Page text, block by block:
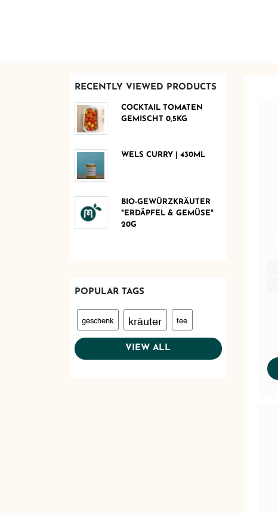
RECENTLY VIEWED PRODUCTS
COCKTAIL TOMATEN
GEMISCHT 0,5KG
WELS CURRY | 430ML
BIO-GEWÜRZKRÄUTER
"ERDÄPFEL & GEMÜSE"
20G
POPULAR TAGS
geschenk kräuter tee
VIEW ALL